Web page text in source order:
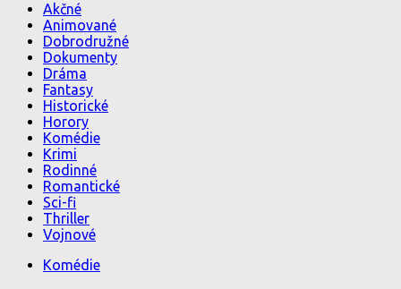
Akčné
Animované
Dobrodružné
Dokumenty
Dráma
Fantasy
Historické
Horory
Komédie
Krimi
Rodinné
Romantické
Sci-fi
Thriller
Vojnové
Komédie